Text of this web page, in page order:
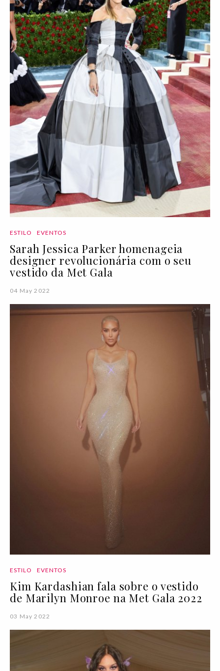
ESTILO EVENTOS
Sarah Jessica Parker homenageia
designer revolucionária com o seu
vestido da Met Gala
04 May 2022
ESTILO EVENTOS
Kim Kardashian fala sobre o vestido
de Marilyn Monroe na Met Gala 2022
03 May 2022